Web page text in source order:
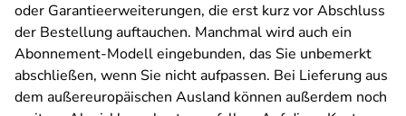
oder Garantieerweiterungen, die erst kurz vor Abschluss
der Bestellung auftauchen. Manchmal wird auch ein
Abonnement-Modell eingebunden, das Sie unbemerkt
abschließen, wenn Sie nicht aufpassen. Bei Lieferung aus
dem außereuropäischen Ausland können außerdem noch